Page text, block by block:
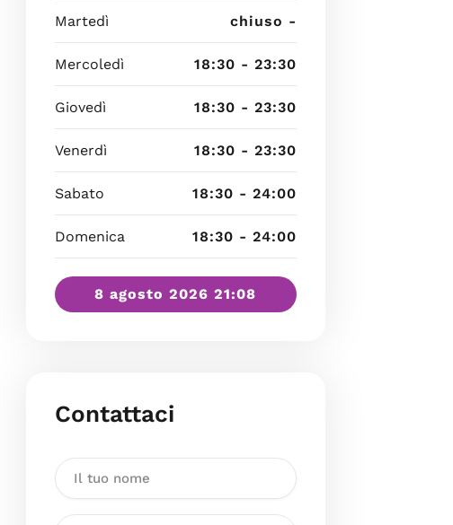
Martedì chiuso -
Mercoledì 18:30 - 23:30
Giovedì 18:30 - 23:30
Venerdì 18:30 - 23:30
Sabato 18:30 - 24:00
Domenica 18:30 - 24:00
8 agosto 2026 21:08
Contattaci